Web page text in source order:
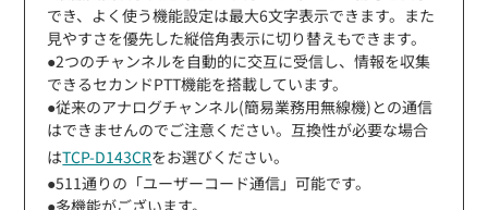
でき、よく使う機能設定は最大6文字表示できます。また
見やすさを優先した縦倍角表示に切り替えもできます。
●2つのチャンネルを自動的に交互に受信し、情報を収集
できるセカンドPTT機能を搭載しています。
●従来のアナログチャンネル(簡易業務用無線機)との通信
はできませんのでご注意ください。互換性が必要な場合
はTCP-D143CRをお選びください。
●511通りの「ユーザーコード通信」可能です。
●多機能がございます。